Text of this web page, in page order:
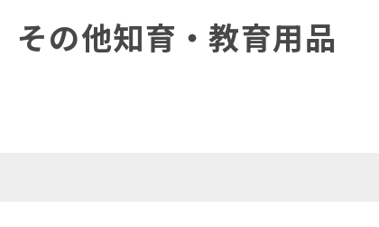
その他知育・教育用品